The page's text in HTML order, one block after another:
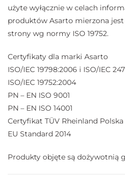
użyte wyłącznie w celach
produktów Asarto mierzona jest
strony wg normy ISO 19752.
Certyfikaty dla marki Asarto
ISO/IEC 19798:2006 i ISO/IEC
ISO/IEC 19752:2004
PN – EN ISO 9001
PN – EN ISO 14001
Certyfikat TÜV Rheinland Polska
EU Standard 2014
Produkty objęte są dożywotnią